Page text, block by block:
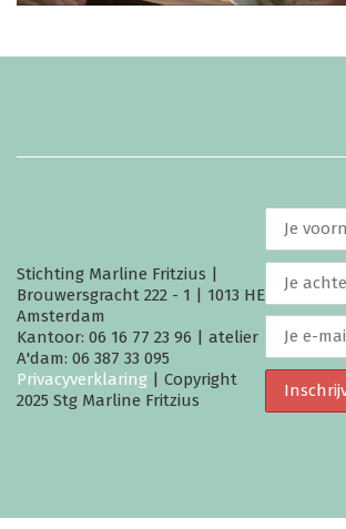
Stichting Marline Fritzius |
Brouwersgracht 222 - 1 | 1013 HE
Amsterdam
Kantoor: 06 16 77 23 96 | atelier
A'dam: 06 387 33 095
Privacyverklaring | Copyright
2025 Stg Marline Fritzius